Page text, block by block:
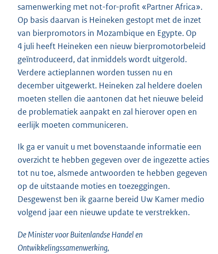
samenwerking met not-for-profit «Partner Africa».
Op basis daarvan is Heineken gestopt met de inzet
van bierpromotors in Mozambique en Egypte. Op
4 juli heeft Heineken een nieuw bierpromotorbeleid
geïntroduceerd, dat inmiddels wordt uitgerold.
Verdere actieplannen worden tussen nu en
december uitgewerkt. Heineken zal heldere doelen
moeten stellen die aantonen dat het nieuwe beleid
de problematiek aanpakt en zal hierover open en
eerlijk moeten communiceren.
Ik ga er vanuit u met bovenstaande informatie een
overzicht te hebben gegeven over de ingezette acties
tot nu toe, alsmede antwoorden te hebben gegeven
op de uitstaande moties en toezeggingen.
Desgewenst ben ik gaarne bereid Uw Kamer medio
volgend jaar een nieuwe update te verstrekken.
De Minister voor Buitenlandse Handel en
Ontwikkelingssamenwerking,